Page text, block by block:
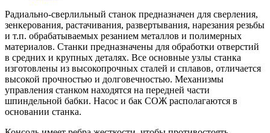
Радиально-сверлильный станок предназначен для сверления,
зенкерования, растачивания, развертывания, нарезания резьбы
и т.п. обрабатываемых резанием металлов и полимерных
материалов. Станки предназначены для обработки отверстий
в средних и крупных деталях. Все основные узлы станка
изготовлены из высокопрочных сталей и сплавов, отличается
высокой прочностью и долговечностью. Механизмы
управления станком находятся на передней части
шпиндельной бабки. Насос и бак СОЖ располагаются в
основании станка.